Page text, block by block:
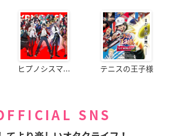
ヒプノシスマ... テニスの王子様
SNS